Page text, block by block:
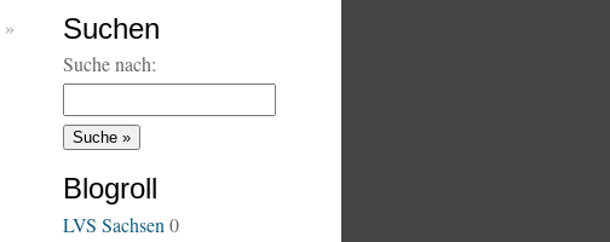
» Suchen
Suche nach:
Blogroll
LVS Sachsen 0